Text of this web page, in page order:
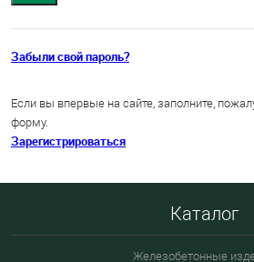
Забыли свой пароль?
Если вы впервые на сайте, заполните,
форму.
Зарегистрироваться
Каталог
Железобетонные